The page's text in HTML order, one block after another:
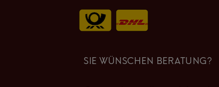
SIE WÜNSCHEN BERATUNG?